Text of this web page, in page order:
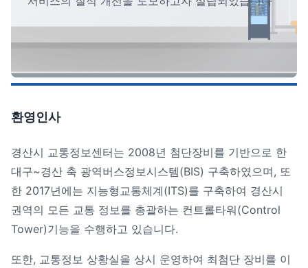
환영인사
경산시 교통정보센터는 2008년 첨단장비를 기반으로 한
대구~경산 축 광역버스정보시스템(BIS) 구축하였으며, 또
한 2017년에는 지능형교통체계(ITS)를 구축하여 경산시
권역의 모든 교통 정보를 총괄하는 컨트롤타워(Control
Tower)기능을 수행하고 있습니다.
또한, 교통정보 상황실을 상시 운영하여 최첨단 장비를 이